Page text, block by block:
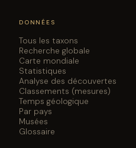
DONNÉES
Tous les taxons
Recherche globale
Carte mondiale
Statistiques
Analyse des découvertes
Classements (mesures)
Temps géologique
Par pays
Musées
Glossaire